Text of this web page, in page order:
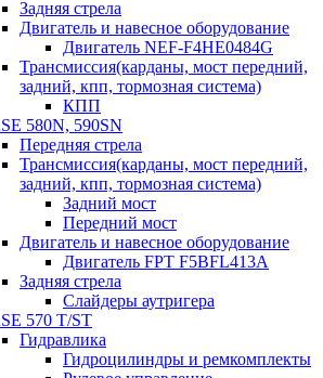
Задняя стрела
Двигатель и навесное оборудование
Двигатель NEF-F4HE0484G
Трансмиссия(карданы, мост передний,
задний, кпп, тормозная система)
КПП
580N, 590SN
Передняя стрела
Трансмиссия(карданы, мост передний,
задний, кпп, тормозная система)
Задний мост
Передний мост
Двигатель и навесное оборудование
Двигатель FPT F5BFL413A
Задняя стрела
Слайдеры аутригера
570 T/ST
Гидравлика
Гидроцилиндры и ремкомплекты